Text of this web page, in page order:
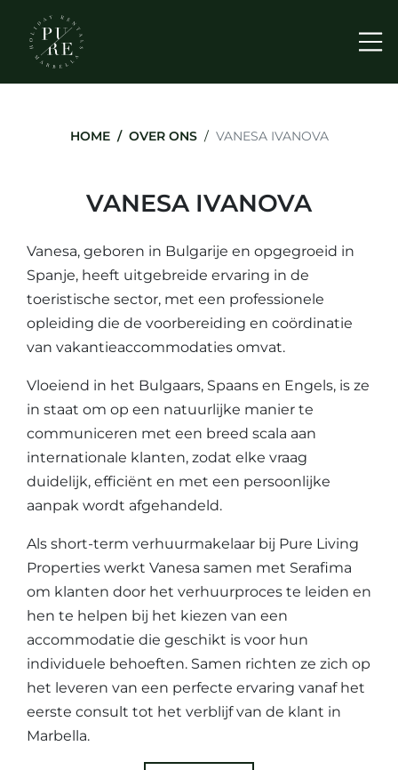
HOME OVER ONS VANESA IVANOVA
VANESA IVANOVA
Vanesa, geboren in Bulgarije en opgegroeid in
Spanje, heeft uitgebreide ervaring in de
toeristische sector, met een professionele
opleiding die de voorbereiding en coördinatie
van vakantieaccommodaties omvat.
Vloeiend in het Bulgaars, Spaans en Engels, is ze
in staat om op een natuurlijke manier te
communiceren met een breed scala aan
internationale klanten, zodat elke vraag
duidelijk, efficiënt en met een persoonlijke
aanpak wordt afgehandeld.
Als short-term verhuurmakelaar bij Pure Living
Properties werkt Vanesa samen met Serafima
om klanten door het verhuurproces te leiden en
hen te helpen bij het kiezen van een
accommodatie die geschikt is voor hun
individuele behoeften. Samen richten ze zich op
het leveren van een perfecte ervaring vanaf het
eerste consult tot het verblijf van de klant in
Marbella.